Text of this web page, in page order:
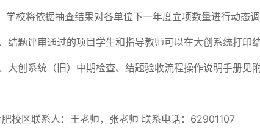
学校将依据抽查结果对各单位下一年度立项数量进行动态调
结题评审通过的项目学生和指导教师可以在大创系统打印
大创系统（旧）中期检查、结题验收流程操作说明手册见
肥校区联系人：王老师，张老师 联系电话：62901107